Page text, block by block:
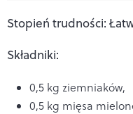
Stopień trudności:
Składniki:
0,5 kg ziemniaków,
0,5 kg mięsa